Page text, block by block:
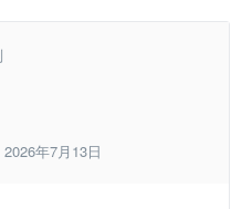
年7月13日